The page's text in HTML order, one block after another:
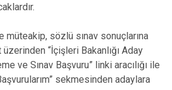
sözlü sınav sonuçlarına
“İçişleri Bakanlığı Aday
ve Sınav Başvuru” linki aracılığı ile
sekmesinden adaylara